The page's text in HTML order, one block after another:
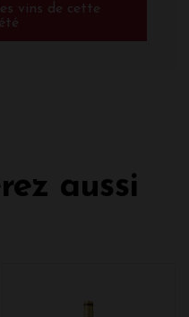
vins de cette
aussi